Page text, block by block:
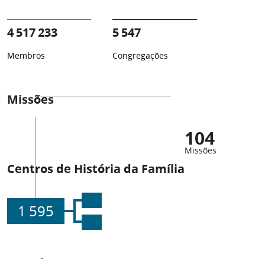
4 517 233
Membros
5 547
Congregações
Missões
104
Missões
Centros de História da Família
1 595